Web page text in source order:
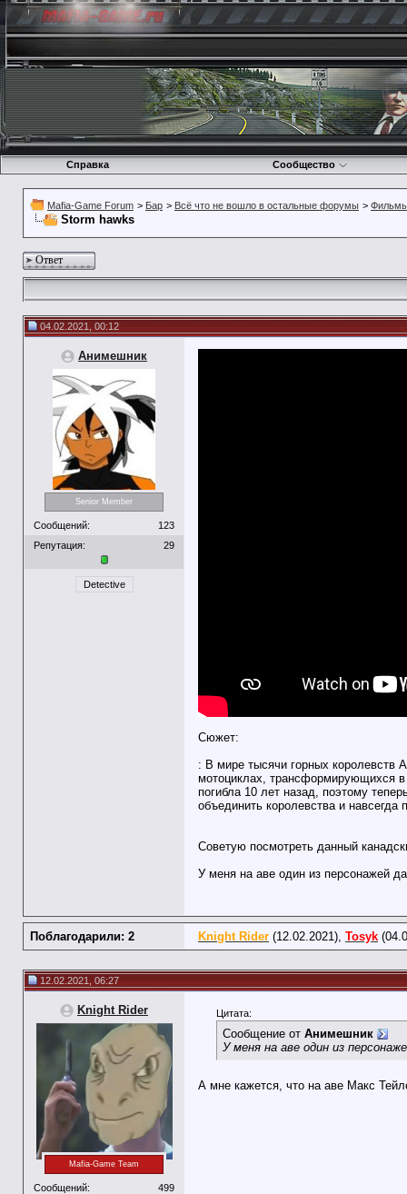
Справка Сообщество
Mafia-Game Forum > Бар > Всё что не вошло в остальные форумы >
Storm hawks
Ответ
04.02.2021, 00:12
Анимешник
Senior Member
Сообщений:
123
Репутация:
29
Detective
Сюжет:
: В мире тысячи горных королевств
мотоциклах, трансформирующихся
погибла 10 лет назад, поэтому
объединить королевства и
Советую посмотреть данный
У меня на аве один из персонажей
Поблагодарили: 2 Knight Rider (12.02.2021), Tosyk
12.02.2021, 06:27
Knight Rider
Mafia-Game Team
Сообщений:
499
Цитата:
Сообщение от Анимешник
У меня на аве один из
А мне кажется, что на аве Макс